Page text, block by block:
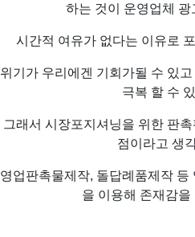
하는 것이 운영업체 광
시간적 여유가 없다는 이유로
위기가 우리에겐 기회가될 수 있
극복 할 수
그래서 시장포지셔닝을 위한 판
점이라고 생
영업판촉물제작, 돌답례품제작
을 이용해 존재감을